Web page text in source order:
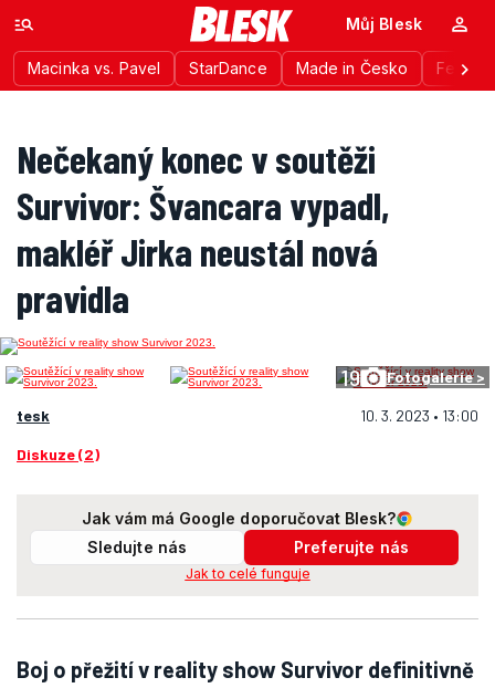
Macinka vs. Pavel StarDance Made in Česko
Můj Blesk
Nečekaný konec v soutěži
Survivor: Švancara vypadl,
makléř Jirka neustál nová
pravidla
19 Fotogalerie >
tesk 10. 3. 2023 • 13:00
Diskuze (2)
Jak vám má Google doporučovat Blesk?
Sledujte nás
Preferujte nás
Jak to celé funguje
Boj o přežití v reality show Survivor definitivně